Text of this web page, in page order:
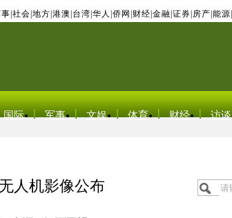
社会 地方 港澳 台湾 华人 侨网 财经 金融 证券 房产 能源
国际 军事 文娱 体育 财经 访谈
人机影像公布